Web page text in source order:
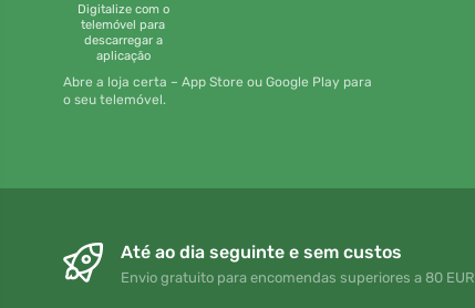
Digitalize com o
telemóvel para
descarregar a
aplicação
Abre a loja certa – App Store ou Google Play para
o seu telemóvel.
Até ao dia seguinte e sem custos
Envio gratuito para encomendas superiores a 80 EUR